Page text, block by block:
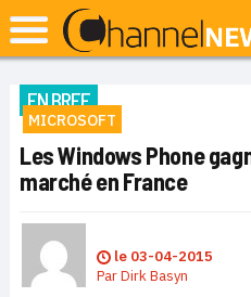
EN BREF
MICROSOFT
Les Windows Phone
marché en France
le 03-04-2015
ParDirk Basyn